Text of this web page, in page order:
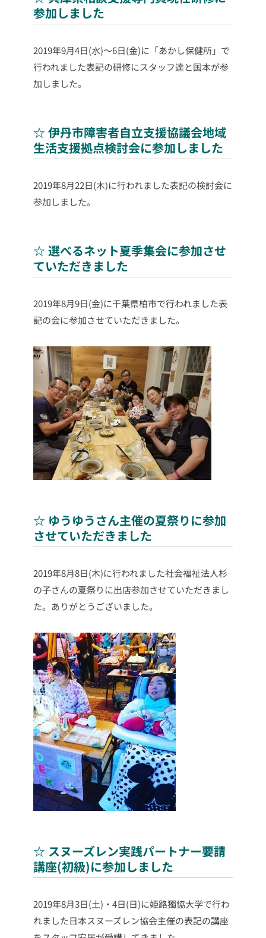
参加しました
2019年9月4日(水)～6日(金)に「あかし保健所」で
行われました表記の研修にスタッフ達と国本が参
加しました。
☆ 伊丹市障害者自立支援協議会地域
生活支援拠点検討会に参加しました
2019年8月22日(木)に行われました表記の検討会に
参加しました。
☆ 選べるネット夏季集会に参加させ
ていただきました
2019年8月9日(金)に千葉県柏市で行われました表
記の会に参加させていただきました。
☆ ゆうゆうさん主催の夏祭りに参加
させていただきました
2019年8月8日(木)に行われました社会福祉法人杉
の子さんの夏祭りに出店参加させていただきまし
た。ありがとうございました。
☆ スヌーズレン実践パートナー要請
講座(初級)に参加しました
2019年8月3日(土)・4日(日)に姫路獨協大学で行わ
れました日本スヌーズレン協会主催の表記の講座